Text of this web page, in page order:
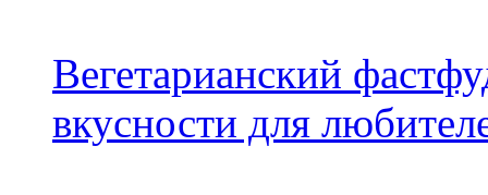
Вегетарианский
вкусности для